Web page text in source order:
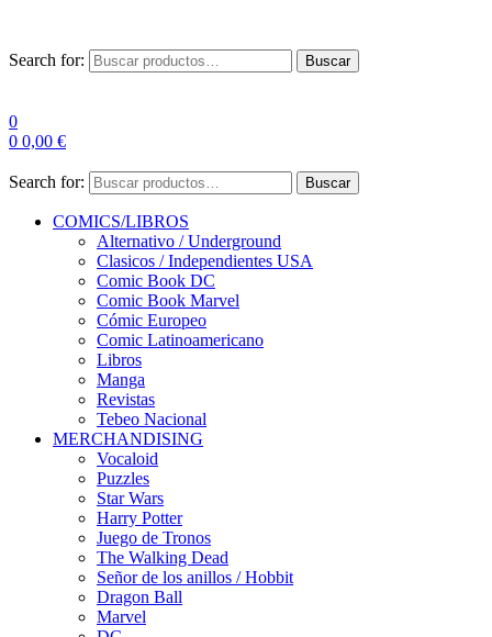
Search for: Buscar
0
0 0,00 €
Search for: Buscar
COMICS/LIBROS
Alternativo / Underground
Clasicos / Independientes USA
Comic Book DC
Comic Book Marvel
Cómic Europeo
Comic Latinoamericano
Libros
Manga
Revistas
Tebeo Nacional
MERCHANDISING
Vocaloid
Puzzles
Star Wars
Harry Potter
Juego de Tronos
The Walking Dead
Señor de los anillos / Hobbit
Dragon Ball
Marvel